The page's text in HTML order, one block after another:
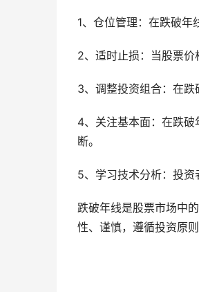
1、仓位管理：在跌破年
2、适时止损：当股票价
3、调整投资组合：在跌
4、关注基本面：在跌
断。
5、学习技术分析：投资
跌破年线是股票市场中
性、谨慎，遵循投资原